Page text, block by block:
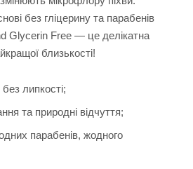
без гліцерину та парабенів
Glycerin Free — це делікатна
близькості!
липкості;
та природні відчуття;
парабенів, жодного